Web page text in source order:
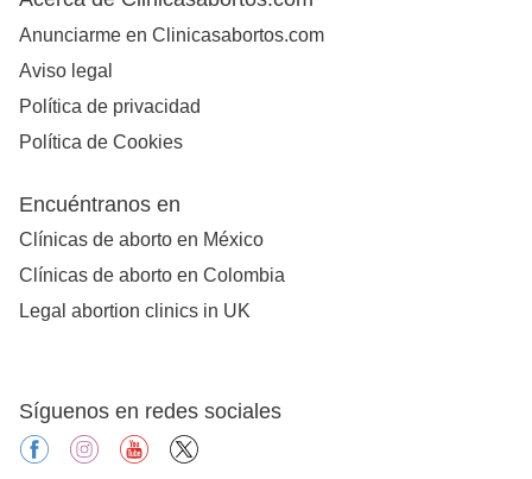
Anunciarme en Clinicasabortos.com
Aviso legal
Política de privacidad
Política de Cookies
Encuéntranos en
Clínicas de aborto en México
Clínicas de aborto en Colombia
Legal abortion clinics in UK
Síguenos en redes sociales
facebookinstagramyoutube